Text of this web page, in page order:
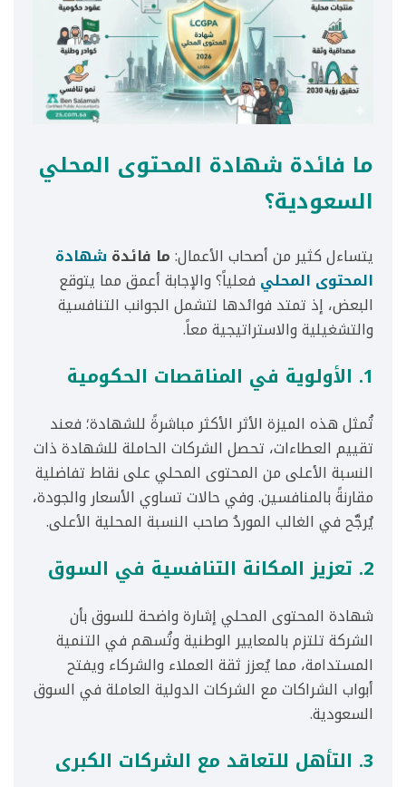
ما فائدة شهادة المحتوى المحلي
السعودية؟
يتساءل كثير من أصحاب الأعمال:ما فائدة شهادة
المحتوى المحلي فعلياً؟ والإجابة أعمق مما يتوقع
البعض، إذ تمتد فوائدها لتشمل الجوانب التنافسية
والتشغيلية والاستراتيجية معاً.
1. الأولوية في المناقصات الحكومية
تُمثل هذه الميزة الأثر الأكثر مباشرةً للشهادة؛ فعند
تقييم العطاءات، تحصل الشركات الحاملة للشهادة ذات
النسبة الأعلى من المحتوى المحلي على نقاط تفاضلية
مقارنةً بالمنافسين. وفي حالات تساوي الأسعار والجودة،
يُرجَّح في الغالب الموردُ صاحب النسبة المحلية الأعلى.
2. تعزيز المكانة التنافسية في السوق
شهادة المحتوى المحلي إشارة واضحة للسوق بأن
الشركة تلتزم بالمعايير الوطنية وتُسهم في التنمية
المستدامة، مما يُعزز ثقة العملاء والشركاء ويفتح
أبواب الشراكات مع الشركات الدولية العاملة في السوق
السعودية.
3. التأهل للتعاقد مع الشركات الكبرى